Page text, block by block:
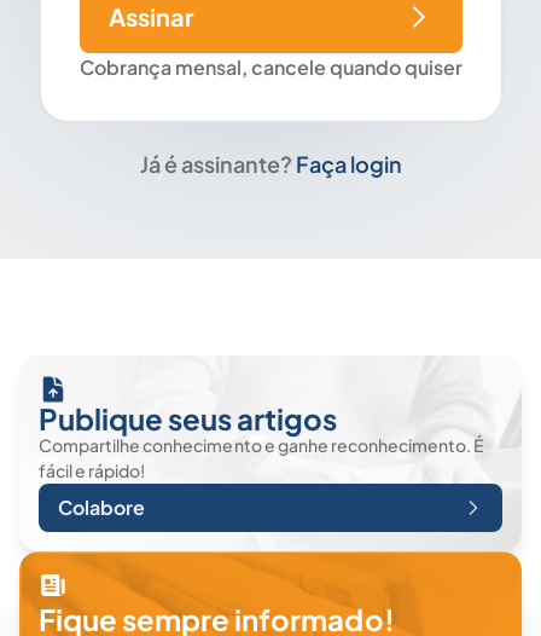
Cobrança mensal, cancele quando quiser
Assinar
Já é assinante? Faça login
Publique seus artigos
Compartilhe conhecimento e ganhe reconhecimento. É
fácil e rápido!
Colabore
Fique sempre informado!